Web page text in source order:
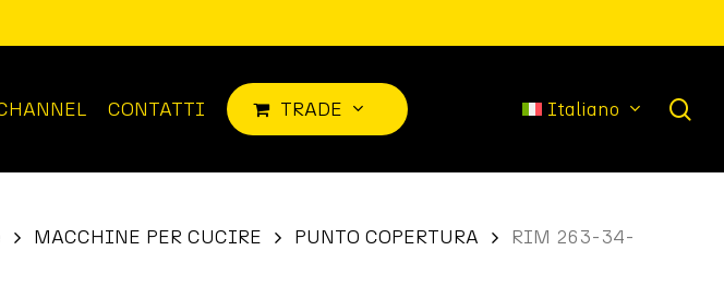
CONTATTI TRADE Italiano
MACCHINE PER CUCIRE PUNTO COPERTURA
RIM 263-34-